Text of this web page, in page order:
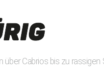
über Cabrios bis zu